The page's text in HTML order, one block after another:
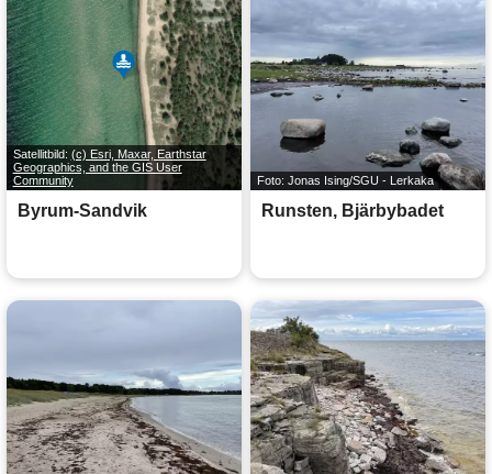
Satellitbild: (c) Esri, Maxar, Earthstar
Geographics, and the GIS User
Community
Byrum-Sandvik
Foto: Jonas Ising/SGU - Lerkaka
Runsten, Bjärbybadet